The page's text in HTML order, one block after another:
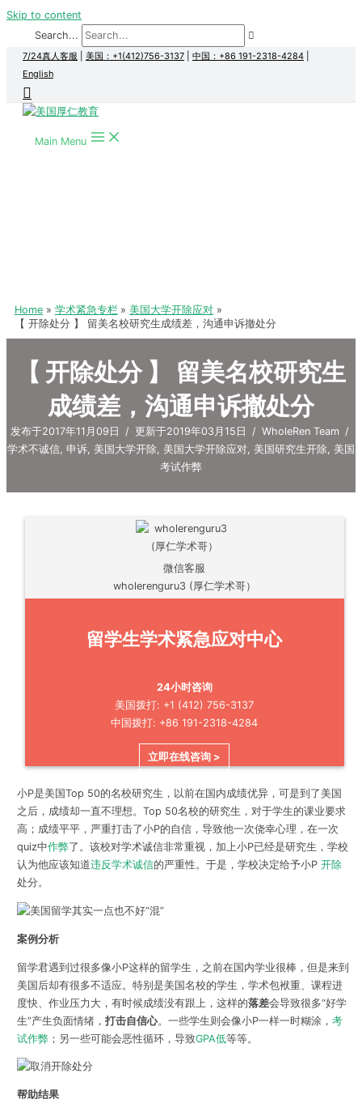
Skip to content
Search...
7/24真人客服 美国：+1(412)756-3137 中国：+86 191-2318-4284
English
Main Menu
Home 学术紧急专栏
美国大学开除应对
【 开除处分 】 留美名校研究生成绩差，沟通申诉撤处分
【 开除处分 】 留美名校研究生
成绩差，沟通申诉撤处分
发布于2017年11月09日 / 更新于2019年03月15日 / WholeRen Team /
学术不诚信, 申诉, 美国大学开除, 美国大学开除应对, 美国研究生开除, 美国
考试作弊
微信客服
wholerenguru3 (厚仁学术哥）
留学生学术紧急应对中心
24小时咨询
美国拨打: +1 (412) 756-3137
中国拨打: +86 191-2318-4284
立即在线咨询 >
小P是美国Top 50的名校研究生，以前在国内成绩优异，可是到了美国
之后，成绩却一直不理想。Top 50名校的研究生，对于学生的课业要求
高；成绩平平，严重打击了小P的自信，导致他一次侥幸心理，在一次
quiz中作弊了。该校对学术诚信非常重视，加上小P已经是研究生，学校
认为他应该知道违反学术诚信的严重性。于是，学校决定给予小P 开除
处分。
案例分析
留学君遇到过很多像小P这样的留学生，之前在国内学业很棒，但是来到
美国后却有很多不适应。特别是美国名校的学生，学术包袱重、课程进
度快、作业压力大，有时候成绩没有跟上，这样的落差会导致很多“好学
生”产生负面情绪， 打击自信心。一些学生则会像小P一样一时糊涂， 考
试作弊；另一些可能会恶性循环，导致GPA低等等。
帮助结果